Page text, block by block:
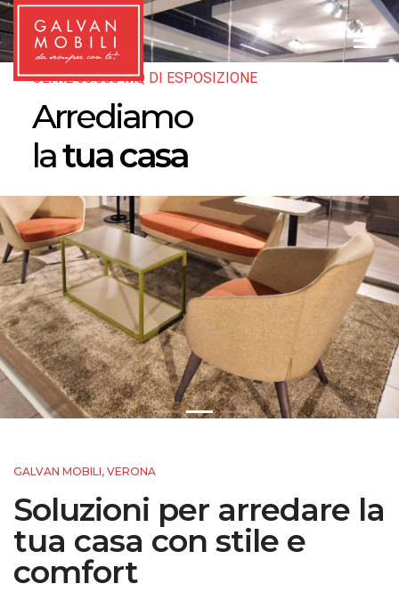
OLTRE 50.000 MQ DI ESPOSIZIONE
Arrediamo
latua casa
GALVAN MOBILI, VERONA
Soluzioni per arredare la
tua casa con stile e
comfort